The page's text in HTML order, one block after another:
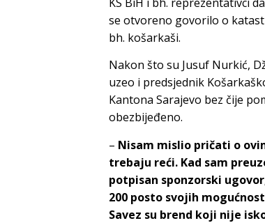
se otvoreno govorilo o
bh. košarkaši.
Nakon što su Jusuf Nurkić,
uzeo i predsjednik
Kantona Sarajevo bez čije
obezbijeđeno.
– Nisam mislio pričati o
trebaju reći. Kad sam
potpisan sponzorski
200 posto svojih
Savez su brend koji nije